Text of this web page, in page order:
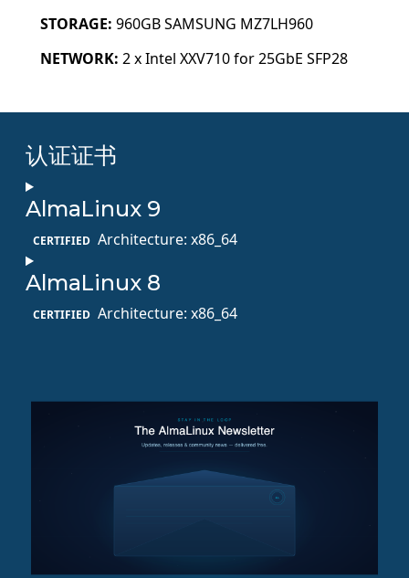
STORAGE: 960GB SAMSUNG MZ7LH960
NETWORK: 2 x Intel XXV710 for 25GbE SFP28
认证证书
AlmaLinux 9
CERTIFIED Architecture: x86_64
AlmaLinux 8
CERTIFIED Architecture: x86_64